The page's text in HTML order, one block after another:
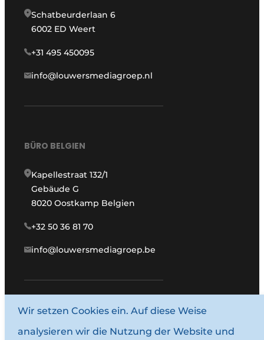
Schatbeurderlaan 6
6002 ED Weert
+31 495 450095
info@louwersmediagroep.nl
BÜRO BELGIEN
Kapellestraat 132/1
Gebäude G
8020 Oostkamp Belgien
+32 50 36 81 70
info@louwersmediagroep.be
www.louwersmediagroep.com
© 1987–2026 Louwersmediagroep.
Wir setzen Cookies ein. Auf diese Weise
analysieren wir die Nutzung der Website und